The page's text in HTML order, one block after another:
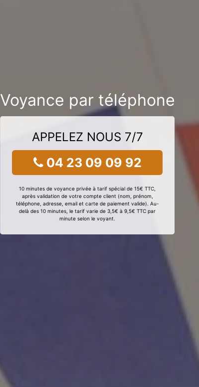
Voyance par téléphone
APPELEZ NOUS 7/7
04 23 09 09 92
10 minutes de voyance privée à tarif spécial de 15€ TTC,
après validation de votre compte client (nom, prénom,
téléphone, adresse, email et carte de paiement valide). Au-
delà des 10 minutes, le tarif varie de 3,5€ à 9,5€ TTC par
minute selon le voyant.